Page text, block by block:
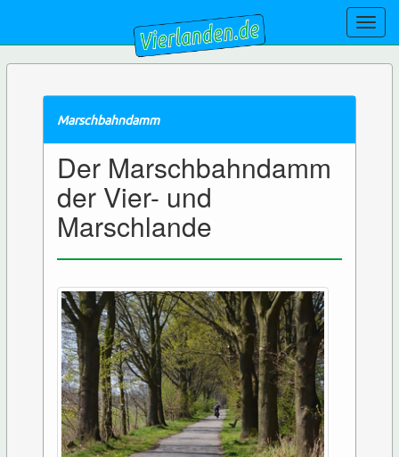
Marschbahndamm
Der Marschbahndamm
der Vier- und
Marschlande